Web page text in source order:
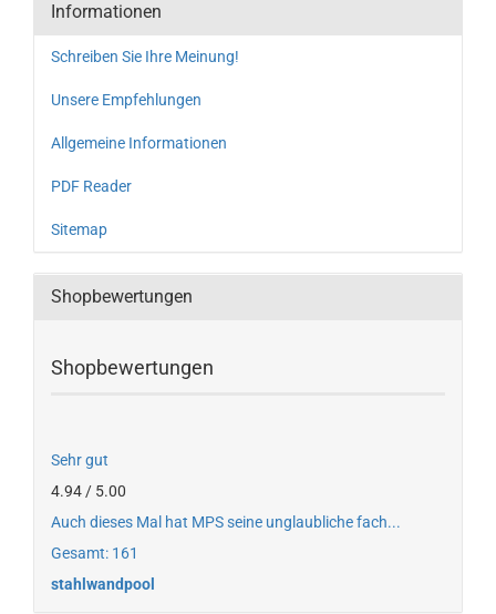
Informationen
Schreiben Sie Ihre Meinung!
Unsere Empfehlungen
Allgemeine Informationen
PDF Reader
Sitemap
Shopbewertungen
Shopbewertungen
Sehr gut
4.94 / 5.00
Auch dieses Mal hat MPS seine unglaubliche fach...
Gesamt: 161
stahlwandpool